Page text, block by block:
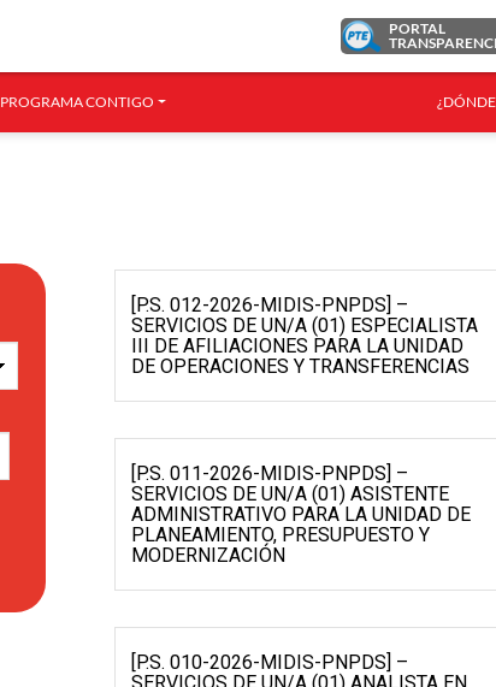
PORTAL
PROGRAMA CONTIGO
[P.S. 012-2026-MIDIS-PNPDS] –
SERVICIOS DE UN/A (01) ESPECIALISTA
III DE AFILIACIONES PARA LA UNIDAD
DE OPERACIONES Y TRANSFERENCIAS
[P.S. 011-2026-MIDIS-PNPDS] –
SERVICIOS DE UN/A (01) ASISTENTE
ADMINISTRATIVO PARA LA UNIDAD DE
PLANEAMIENTO, PRESUPUESTO Y
MODERNIZACIÓN
[P.S. 010-2026-MIDIS-PNPDS] –